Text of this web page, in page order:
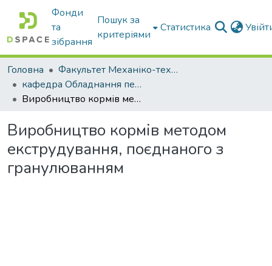
Фонди
та
зібрання
Пошук за
критеріями
Статистика
Головна
Факультет Механіко-технологічний
кафедра Обладнання переробних і харчових виробництв ім. професора Ф.Ю. Ялпачика
Виробництво кормів методом екструдування, поєднаного з гранулюванням
Виробництво кормів методом
екструдування, поєднаного з
гранулюванням